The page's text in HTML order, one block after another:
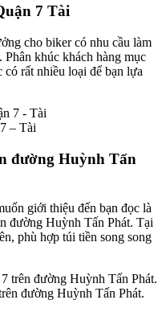
7 Tài
cho biker có nhu cầu làm
khúc khách hàng mục
rất nhiều loại để bạn lựa
– Tài
đường Huỳnh Tấn
giới thiệu đến bạn đọc là
đường Huỳnh Tấn Phát. Tại
phù hợp túi tiền song song
đường Huỳnh Tấn Phát.